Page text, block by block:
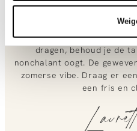
Questions or need help?
Do you have any questions
0851 303631 (Mon–Fri:
essential die we hier
wide-leg denim. Door
dragen, behoud je de
nonchalant oogt. De
zomerse vibe. Draag er
een fris en